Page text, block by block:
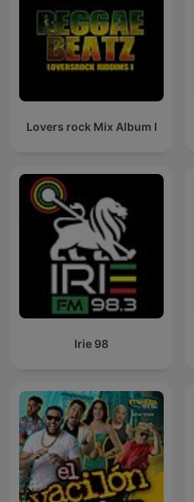
Lovers rock Mix Album I
Irie 98